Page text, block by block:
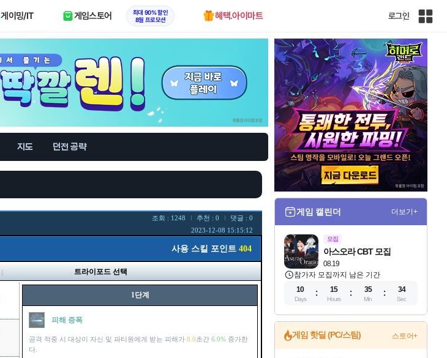
게이밍/IT 게임스토어
최대 90% 할인
8월 프로모션
혜택.아이마트 로그인
인
전
이
트
맵
지도 던전 공략
조회 : 1248 추천 : 0
댓글 : 0
2023-12-08 15:15:12
사용 스킬 포인트 404
트라이포드 선택
1단계
피해 증폭
공격 적중 시 대상이 자신 및 파티원에게 받는 피해가 8.0초간 6.0% 증가한
다.
게임 캘린더 더보기+
모집
08.19
아스오라 CBT 모집
참가자 모집까지 남은 기간
10
Days
15
Hours
35
Min
33
Sec
게임 핫딜 (PC/스팀) 스토어+
문명 7 특별 할인!
조선&고려 DLC 출시 예정